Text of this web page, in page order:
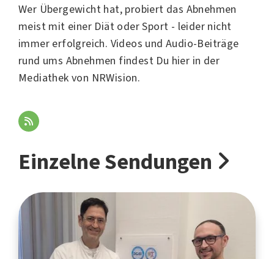
Wer Übergewicht hat, probiert das Abnehmen
meist mit einer Diät oder Sport - leider nicht
immer erfolgreich. Videos und Audio-Beiträge
rund ums Abnehmen findest Du hier in der
Mediathek von NRWision.
Einzelne Sendungen